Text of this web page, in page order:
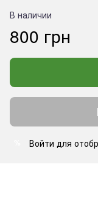
В наличии
800 грн
Войти для